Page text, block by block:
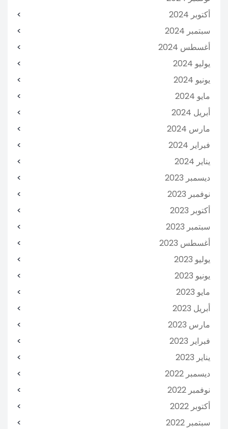
أكتوبر 2024
سبتمبر 2024
أغسطس 2024
يوليو 2024
يونيو 2024
مايو 2024
أبريل 2024
مارس 2024
فبراير 2024
يناير 2024
ديسمبر 2023
نوفمبر 2023
أكتوبر 2023
سبتمبر 2023
أغسطس 2023
يوليو 2023
يونيو 2023
مايو 2023
أبريل 2023
مارس 2023
فبراير 2023
يناير 2023
ديسمبر 2022
نوفمبر 2022
أكتوبر 2022
سبتمبر 2022